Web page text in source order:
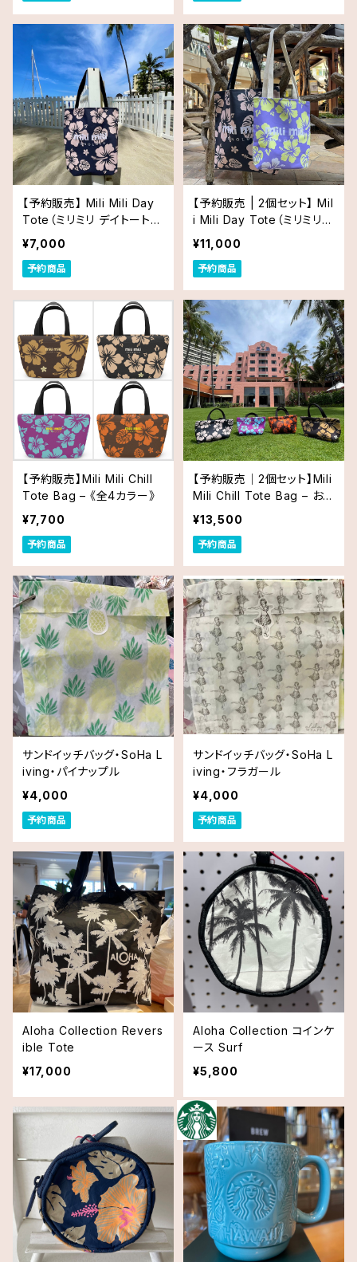
【予約販売】 Mili Mili Day
Tote（ミリミリ デイトート）
｜Lサイズ
¥7,000
予約商品
【予約販売 | 2個セット】 Mil
i Mili Day Tote（ミリミリ
デイトート）｜お得な2個セ
ット
¥11,000
予約商品
【予約販売】Mili Mili Chill
Tote Bag – 《全4カラー》
¥7,700
予約商品
【予約販売｜2個セット】Mili
Mili Chill Tote Bag – お
得な2個セット《全4カラー
から選べる》
¥13,500
予約商品
サンドイッチバッグ・SoHa L
iving・パイナップル
¥4,000
予約商品
サンドイッチバッグ・SoHa L
iving・フラガール
¥4,000
予約商品
Aloha Collection Revers
ible Tote
¥17,000
Aloha Collection コインケ
ース Surf
¥5,800